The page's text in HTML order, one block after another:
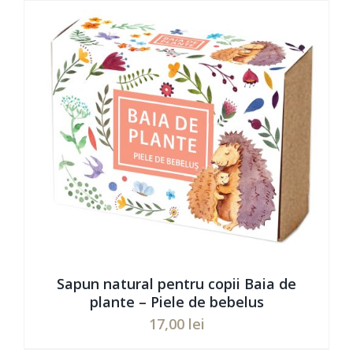
Sapun natural pentru copii Baia de
plante – Piele de bebelus
17,00 lei